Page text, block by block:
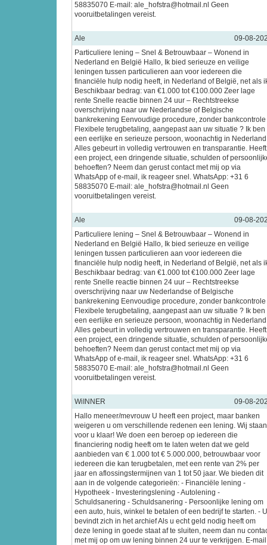
58835070 E-mail: ale_hofstra@hotmail.nl Geen
vooruitbetalingen vereist.
Ale
09-08-
Particuliere lening – Snel & Betrouwbaar – Wonend in
Nederland en België Hallo, Ik bied serieuze en veilige
leningen tussen particulieren aan voor iedereen die
financiële hulp nodig heeft, in Nederland of België, net als
Beschikbaar bedrag: van €1.000 tot €100.000 Zeer lage
rente Snelle reactie binnen 24 uur – Rechtstreekse
overschrijving naar uw Nederlandse of Belgische
bankrekening Eenvoudige procedure, zonder bankcontrole
Flexibele terugbetaling, aangepast aan uw situatie ? Ik ben
een eerlijke en serieuze persoon, woonachtig in
Alles gebeurt in volledig vertrouwen en transparantie.
een project, een dringende situatie, schulden of
behoeften? Neem dan gerust contact met mij op via
WhatsApp of e-mail, ik reageer snel. WhatsApp: +31 6
58835070 E-mail: ale_hofstra@hotmail.nl Geen
vooruitbetalingen vereist.
Ale
09-08-
Particuliere lening – Snel & Betrouwbaar – Wonend in
Nederland en België Hallo, Ik bied serieuze en veilige
leningen tussen particulieren aan voor iedereen die
financiële hulp nodig heeft, in Nederland of België, net als
Beschikbaar bedrag: van €1.000 tot €100.000 Zeer lage
rente Snelle reactie binnen 24 uur – Rechtstreekse
overschrijving naar uw Nederlandse of Belgische
bankrekening Eenvoudige procedure, zonder bankcontrole
Flexibele terugbetaling, aangepast aan uw situatie ? Ik ben
een eerlijke en serieuze persoon, woonachtig in
Alles gebeurt in volledig vertrouwen en transparantie.
een project, een dringende situatie, schulden of
behoeften? Neem dan gerust contact met mij op via
WhatsApp of e-mail, ik reageer snel. WhatsApp: +31 6
58835070 E-mail: ale_hofstra@hotmail.nl Geen
vooruitbetalingen vereist.
WiINNER
09-08-
Hallo meneer/mevrouw U heeft een project, maar banken
weigeren u om verschillende redenen een lening. Wij staan
voor u klaar! We doen een beroep op iedereen die
financiering nodig heeft om te laten weten dat we geld
aanbieden van € 1.000 tot € 5.000.000, betrouwbaar voor
iedereen die kan terugbetalen, met een rente van 2% per
jaar en aflossingstermijnen van 1 tot 50 jaar. We bieden dit
aan in de volgende categorieën: - Financiële lening -
Hypotheek - Investeringslening - Autolening -
Schuldsanering - Schuldsanering - Persoonlijke lening om
een auto, huis, winkel te betalen of een bedrijf te starten. - U
bevindt zich in het archief Als u echt geld nodig heeft om
deze lening in goede staat af te sluiten, neem dan nu
met mij op om uw lening binnen 24 uur te verkrijgen. E-